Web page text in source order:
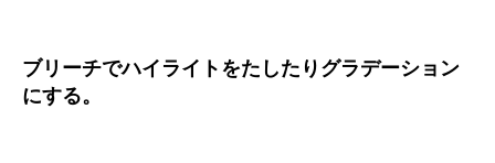
ブリーチでハイライトをたしたりグラデーション
にする。